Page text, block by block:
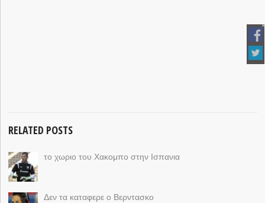
RELATED POSTS
το χωριο του Χακομπο στην Ισπανια
Δεν τα καταφερε ο Βερντασκο